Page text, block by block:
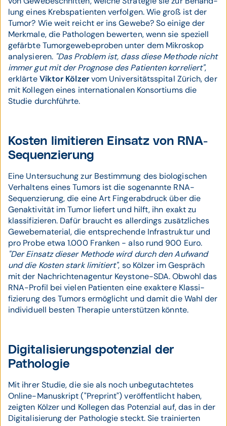
lung eines Krebs­patienten verfolgen. Wie groß ist der
Tumor? Wie weit reicht er ins Gewebe? So einige der
Merkmale, die Patho­logen bewerten, wenn sie speziell
gefärbte Tumor­gewebe­proben unter dem Mikroskop
analysieren. "Das Problem ist, dass diese Methode nicht
immer gut mit der Prognose des Patienten korreliert",
erklärteViktor Kölzervom Universi­täts­spital Zürich, der
mit Kollegen eines inter­natio­nalen Konsor­tiums die
Studie durchführte.
Kosten limitieren Einsatz von RNA-
Sequenzierung
Eine Untersuchung zur Bestimmung des bio­logischen
Ver­haltens eines Tumors ist die soge­nannte RNA-
Sequen­zierung, die eine Art Finger­abdruck über die
Gen­aktivität im Tumor liefert und hilft, ihn exakt zu
klassi­fizieren. Dafür braucht es aller­dings zusätz­liches
Gewebe­material, die ent­sprechende Infra­struktur und
pro Probe etwa 1.000 Franken - also rund 900 Euro.
"Der Einsatz dieser Methode wird durch den Aufwand
und die Kosten stark limitiert", so Kölzer im Gespräch
mit der Nachrichten­agentur Keystone-SDA. Obwohl das
RNA-Profil bei vielen Patienten eine exaktere Klassi­
fizierung des Tumors ermöglicht und damit die Wahl der
indi­viduell besten Therapie unter­stützen könnte.
Digitalisierungspotenzial der
Pathologie
Mit ihrer Studie, die sie als noch unbegut­achtetes
Online-Manuskript ("Preprint") ver­öffent­licht haben,
zeigten Kölzer und Kollegen das Potenzial auf, das in der
Digi­tali­sierung der Patho­logie steckt. Sie trainierten